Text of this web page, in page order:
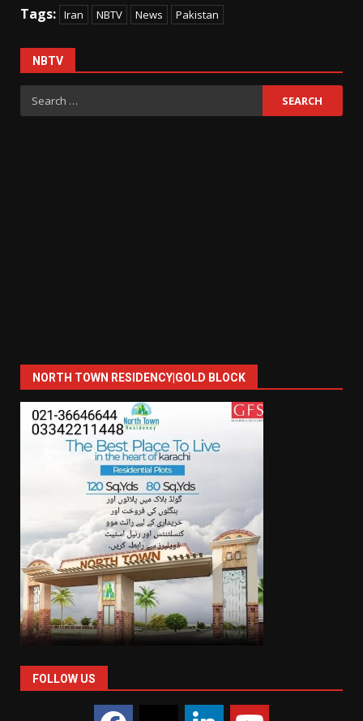
Tags: Iran NBTV News Pakistan
NBTV
Search
for:
NORTH TOWN RESIDENCY|GOLD BLOCK
FOLLOW US